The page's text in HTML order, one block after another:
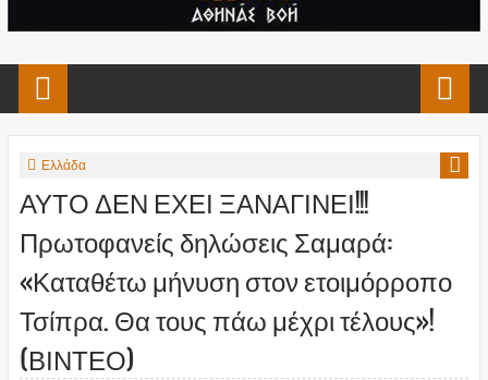
Ελλάδα
ΑΥΤΟ ΔΕΝ ΕΧΕΙ ΞΑΝΑΓΙΝΕΙ!!!
Πρωτοφανείς δηλώσεις Σαμαρά:
«Καταθέτω μήνυση στον ετοιμόρροπο
Τσίπρα. Θα τους πάω μέχρι τέλους»!
(ΒΙΝΤΕΟ)